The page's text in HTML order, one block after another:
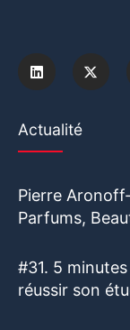
Actualité
Pierre
Parfums,
#31. 5
réussir son